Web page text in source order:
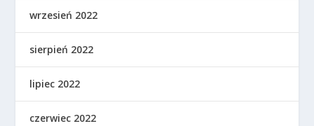
wrzesień 2022
sierpień 2022
lipiec 2022
czerwiec 2022